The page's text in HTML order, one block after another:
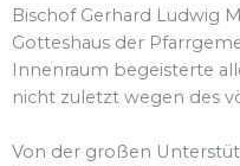
Bischof Gerhard Ludwig
Gotteshaus der
Innenraum begeisterte
nicht zuletzt wegen des
Von der großen